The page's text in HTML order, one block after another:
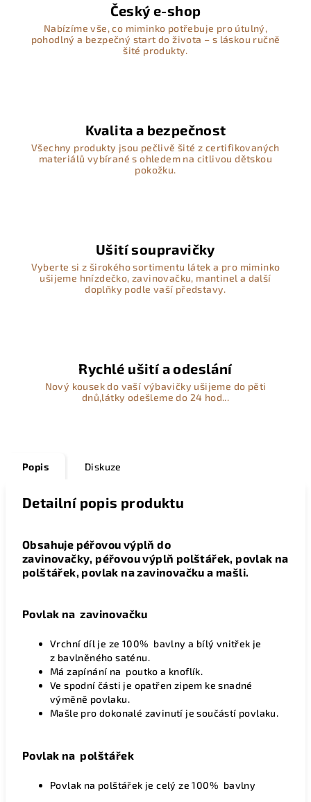
Český e-shop
Nabízíme vše, co miminko potřebuje pro útulný,
pohodlný a bezpečný start do života – s láskou ručně
šité produkty.
Kvalita a bezpečnost
Všechny produkty jsou pečlivě šité z certifikovaných
materiálů vybírané s ohledem na citlivou dětskou
pokožku.
Ušití soupravičky
Vyberte si z širokého sortimentu látek a pro miminko
ušijeme hnízdečko, zavinovačku, mantinel a další
doplňky podle vaší představy.
Rychlé ušití a odeslání
Nový kousek do vaší výbavičky ušijeme do pěti
dnů,látky odešleme do 24 hod...
Popis Diskuze
Detailní popis produktu
Obsahuje péřovou výplň do
zavinovačky, péřovou výplň polštářek, povlak na
polštářek, povlak na zavinovačku a mašli.
Povlak na zavinovačku
Vrchní díl je ze 100% bavlny a bílý vnitřek je
z bavlněného saténu.
Má zapínání na poutko a knoflík.
Ve spodní části je opatřen zipem ke snadné
výměně povlaku.
Mašle pro dokonalé zavinutí je součástí povlaku.
Povlak na polštářek
Povlak na polštářek je celý ze 100% bavlny